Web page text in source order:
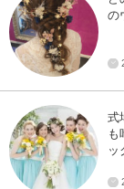
の
式
も
ッ